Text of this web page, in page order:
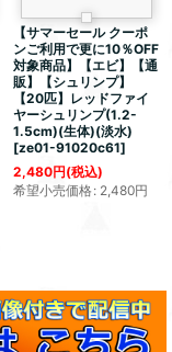
【サマーセール クーポ
ンご利用で更に10％OFF
対象商品】【エビ】【通
販】【シュリンプ】
【20匹】レッドファイ
ヤーシュリンプ(1.2-
1.5cm)(生体)(淡水)
[ze01-91020c61]
2,480円(税込)
希望小売価格: 2,480円